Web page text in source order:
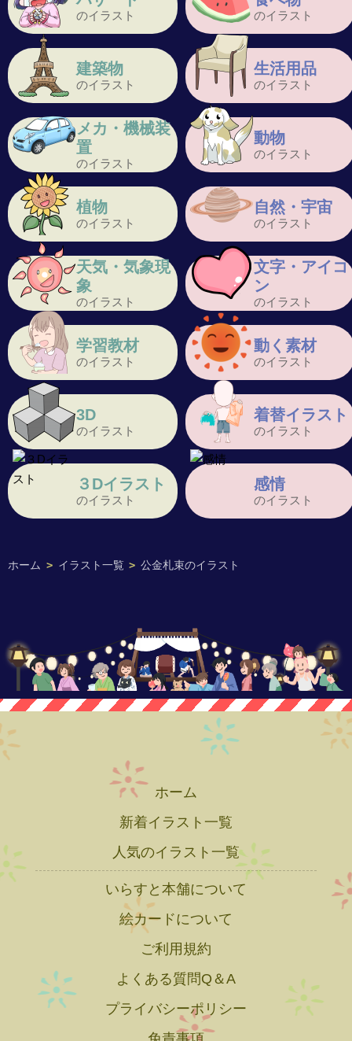
ホーム > イラスト一覧 > 公金札束のイラスト
のイラスト のイラスト
建築物
のイラスト
生活用品
のイラスト
メカ・機械装
置
のイラスト
動物
のイラスト
植物
のイラスト
自然・宇宙
のイラスト
天気・気象現
象
のイラスト
文字・アイコ
ン
のイラスト
学習教材
のイラスト
動く素材
のイラスト
3D
のイラスト
着替イラスト
のイラスト
３Dイラスト
のイラスト
感情
のイラスト
ホーム
新着イラスト一覧
人気のイラスト一覧
いらすと本舗について
絵カードについて
ご利用規約
よくある質問Q＆A
プライバシーポリシー